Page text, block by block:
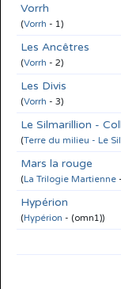
Vorrh
(Vorrh - 1)
Les Ancêtres
(Vorrh - 2)
Les Divis
(Vorrh - 3)
Le Silmarillion -
(Terre du milieu - Le
Mars la rouge
(La Trilogie Martienne
Hypérion
(Hypérion - (omn1))